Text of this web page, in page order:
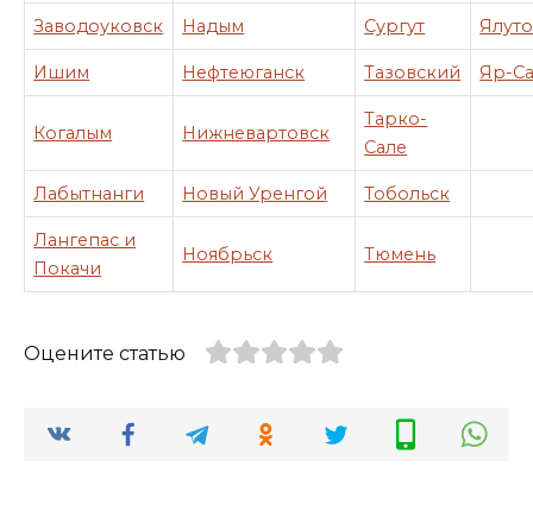
Заводоуковск Надым Сургут
Ишим Нефтеюганск Тазовский Яр-
Когалым Нижневартовск
Тарко-
Сале
Лабытнанги Новый Уренгой Тобольск
Лангепас и
Покачи
Ноябрьск Тюмень
Оцените статью